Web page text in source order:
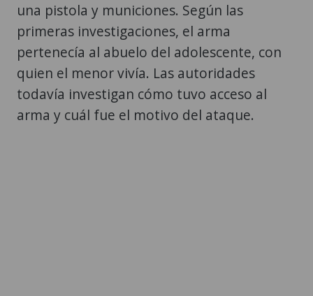
una pistola y municiones. Según las
primeras investigaciones, el arma
pertenecía al abuelo del adolescente, con
quien el menor vivía. Las autoridades
todavía investigan cómo tuvo acceso al
arma y cuál fue el motivo del ataque.